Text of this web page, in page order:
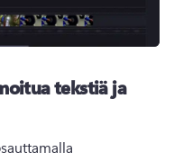
tekstiä ja